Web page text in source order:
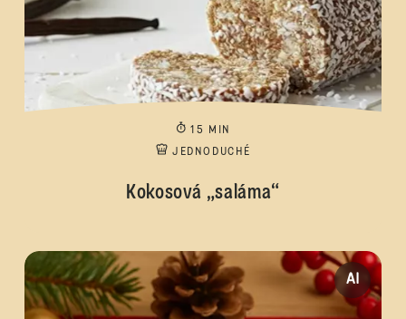
15 MIN
JEDNODUCHÉ
Kokosová „saláma“
AI